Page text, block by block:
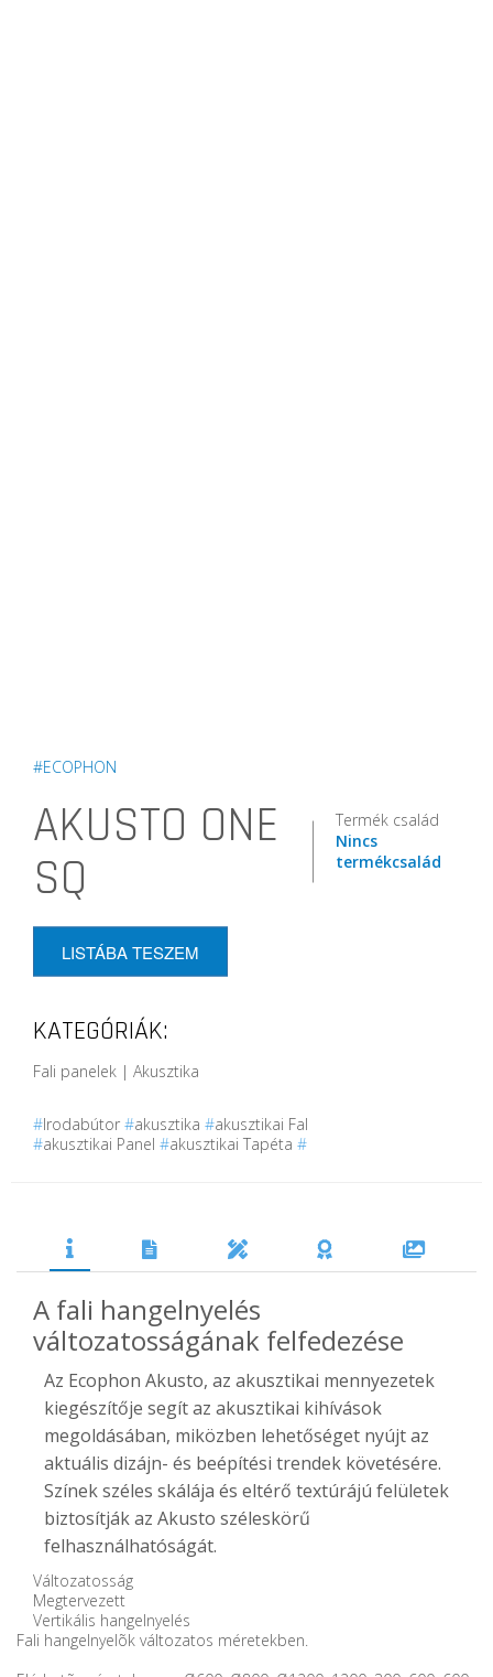
#ECOPHON
AKUSTO ONE
SQ
Termék család
Nincs
termékcsalád
LISTÁBA TESZEM
KATEGÓRIÁK:
Fali panelek | Akusztika
#Irodabútor #akusztika #akusztikai Fal
#akusztikai Panel #akusztikai Tapéta #
A fali hangelnyelés
változatosságának felfedezése
Az Ecophon Akusto, az akusztikai mennyezetek
kiegészítője segít az akusztikai kihívások
megoldásában, miközben lehetőséget nyújt az
aktuális dizájn- és beépítési trendek követésére.
Színek széles skálája és eltérő textúrájú felületek
biztosítják az Akusto széleskörű
felhasználhatóságát.
Változatosság
Megtervezett
Vertikális hangelnyelés
Fali hangelnyelõk változatos méretekben.